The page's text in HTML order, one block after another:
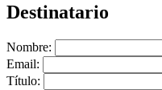
Destinatario
Nombre:
Email:
Título: